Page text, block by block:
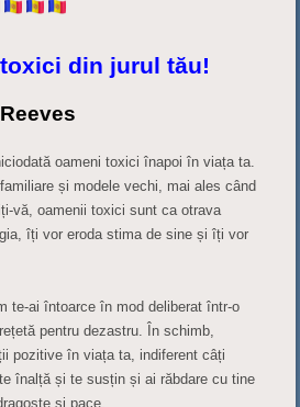
din jurul tău!
oameni toxici înapoi în viața ta.
și modele vechi, mai ales când
vă, oamenii toxici sunt ca otrava
îți vor eroda stima de sine și îți vor
te-ai întoarce în mod deliberat într-o
pentru dezastru. În schimb,
pozitive în viața ta, indiferent câți
înalță și te susțin și ai răbdare cu tine
și pace.